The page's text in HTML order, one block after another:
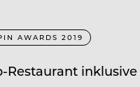
AWARDS 2019